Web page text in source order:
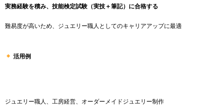
実務経験を積み、技能検定試験（実技＋筆記）に合格する
難易度が高いため、ジュエリー職人としてのキャリアアップに最適
活用例
ジュエリー職人、工房経営、オーダーメイドジュエリー制作